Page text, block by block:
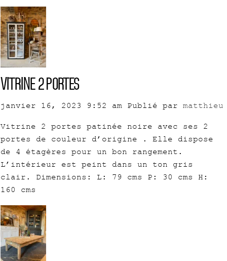
vitrine 2 portes
janvier 16, 2023 9:52 am Publié par matthieu
Vitrine 2 portes patinée noire avec ses 2
portes de couleur d’origine . Elle dispose
de 4 étagères pour un bon rangement.
L’intérieur est peint dans un ton gris
clair. Dimensions: L: 79 cms P: 30 cms H:
160 cms